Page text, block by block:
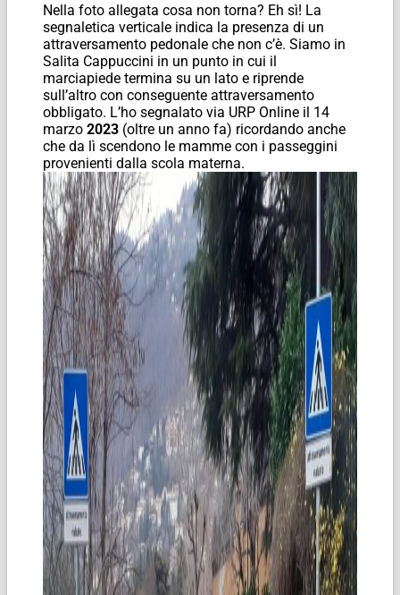
Nella foto allegata cosa non torna? Eh sì! La
segnaletica verticale indica la presenza di un
attraversamento pedonale che non c’è. Siamo in
Salita Cappuccini in un punto in cui il
marciapiede termina su un lato e riprende
sull’altro con conseguente attraversamento
obbligato. L’ho segnalato via URP Online il 14
marzo 2023 (oltre un anno fa) ricordando anche
che da lì scendono le mamme con i passeggini
provenienti dalla scola materna.